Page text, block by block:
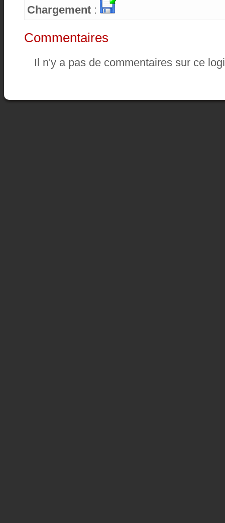
Chargement :
Commentaires
Il n'y a pas de commentaires sur ce